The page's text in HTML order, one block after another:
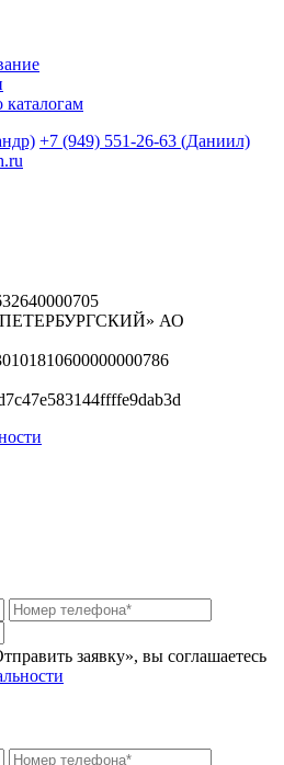
каталогам
+7 (949) 551-26-63 (Даниил)
АО
заявку», вы соглашаетесь